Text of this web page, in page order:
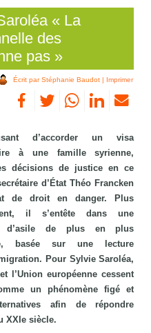
« La
des
pas »
Écrit par Stéphanie Baudot | Imprimer
d’accorder un visa
à une famille syrienne,
décisions de justice en ce
d’État Théo Francken
de droit en danger. Plus
il s’entête dans une
d’asile de plus en plus
basée sur une lecture
Pour Sylvie Saroléa,
l’Union européenne cessent
un phénomène figé et
afin de répondre
XXIe siècle.